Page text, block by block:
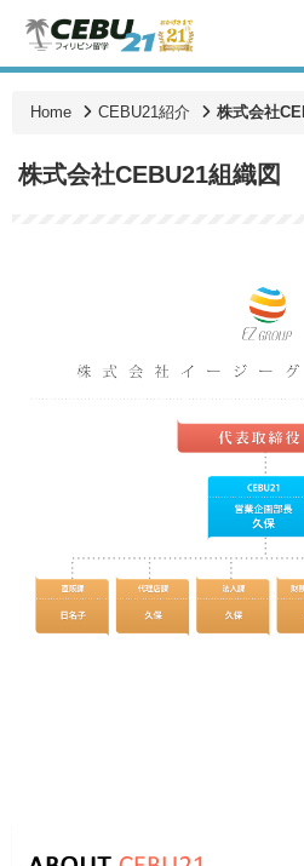
Home CEBU21紹介 株式会社
株式会社CEBU21組織図